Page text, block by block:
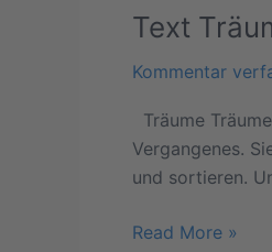
Text
Kommentar
Träume
Vergangenes.
und sortieren.
Text
Read More »